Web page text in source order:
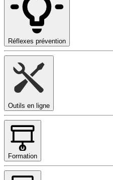
Réflexes prévention
Outils en ligne
Formation